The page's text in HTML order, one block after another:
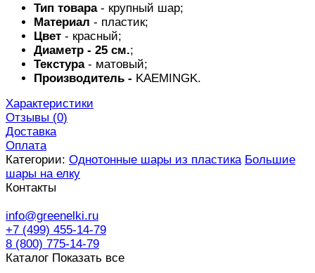
Тип товара - крупный шар;
Материал - пластик;
Цвет - красный;
Диаметр - 25 см.;
Текстура - матовый;
Производитель - KAEMINGK.
Характеристики
Отзывы (0)
Доставка
Оплата
Категории: Однотонные шары из пластика Большие
шары на елку
Контакты
info@greenelki.ru
+7 (499) 455-14-79
8 (800) 775-14-79
Каталог Показать все